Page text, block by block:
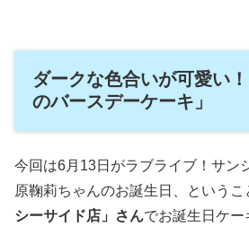
ダークな色合いが可愛い
のバースデーケーキ」
今回は6月13日がラブライブ！サン
原鞠莉ちゃんのお誕生日、というこ
シーサイド店」さんでお誕生日ケー